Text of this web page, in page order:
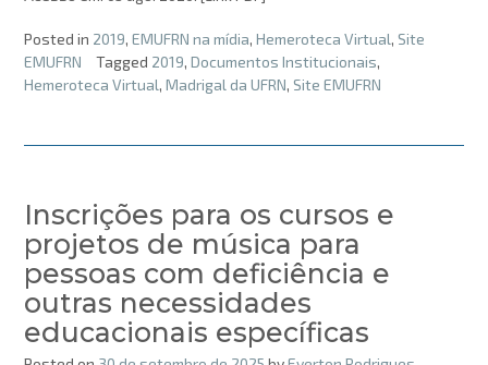
Posted in 2019, EMUFRN na mídia, Hemeroteca Virtual, Site
EMUFRN
Tagged 2019, Documentos Institucionais,
Hemeroteca Virtual, Madrigal da UFRN, Site EMUFRN
Inscrições para os cursos e
projetos de música para
pessoas com deficiência e
outras necessidades
educacionais específicas